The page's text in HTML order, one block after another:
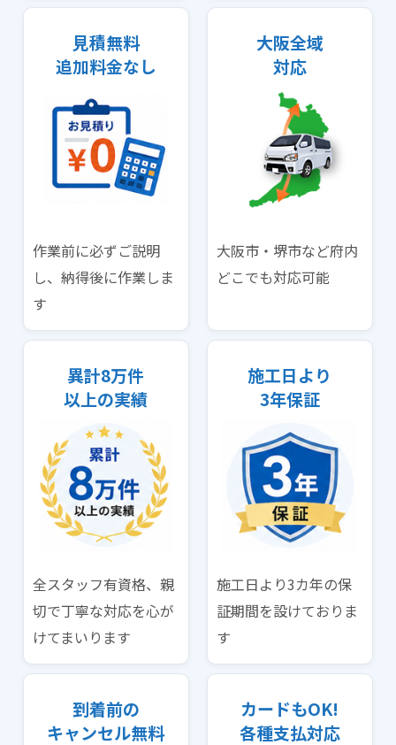
見積無料
追加料金なし
作業前に必ずご説明
し、納得後に作業しま
す
大阪全域
対応
大阪市・堺市など府内
どこでも対応可能
異計8万件
以上の実績
全スタッフ有資格、親
切で丁寧な対応を心が
けてまいります
施工日より
3年保証
施工日より3カ年の保
証期間を設けておりま
す
到着前の
キャンセル無料
カードもOK!
各種支払対応